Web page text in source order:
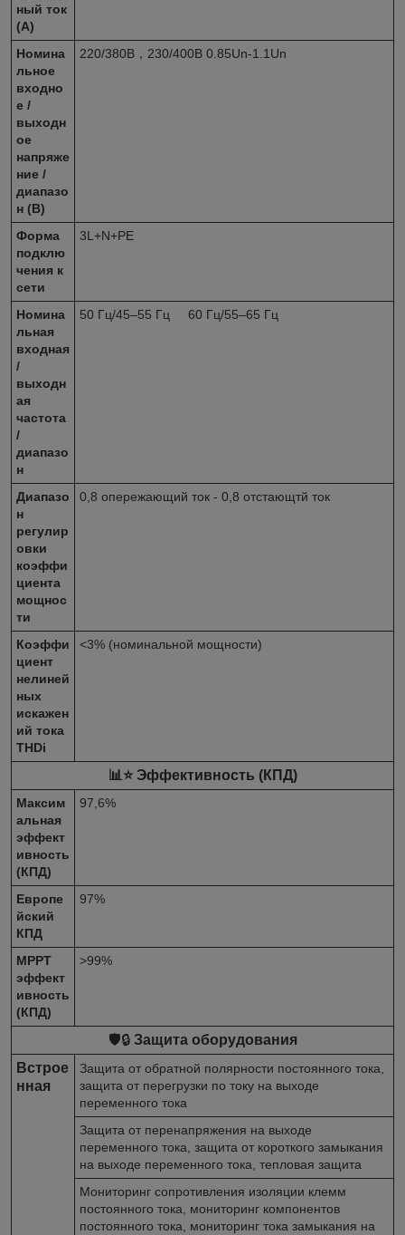
ный ток
(А)
Номина
льное
входно
е /
выходн
ое
напряже
ние /
диапазо
н (В)
220/380В，230/400В 0.85Un-1.1Un
Форма
подклю
чения к
сети
3L+N+PE
Номина
льная
входная
/
выходн
ая
частота
/
диапазо
н
50 Гц/45–55 Гц 60 Гц/55–65 Гц
Диапазо
н
регулир
овки
коэффи
циента
мощнос
ти
0,8 опережающий ток - 0,8 отстающтй ток
Коэффи
циент
нелиней
ных
искажен
ий тока
THDi
<3% (номинальной мощности)
📊⭐ Эффективность (КПД)
Максим
альная
эффект
ивность
(КПД)
97,6%
Европе
йский
КПД
97%
MPPT
эффект
ивность
(КПД)
>99%
🛡️🔒 Защита оборудования
Встрое
нная
Защита от обратной полярности постоянного тока,
защита от перегрузки по току на выходе
переменного тока
Защита от перенапряжения на выходе
переменного тока, защита от короткого замыкания
на выходе переменного тока, тепловая защита
Мониторинг сопротивления изоляции клемм
постоянного тока, мониторинг компонентов
постоянного тока, мониторинг тока замыкания на